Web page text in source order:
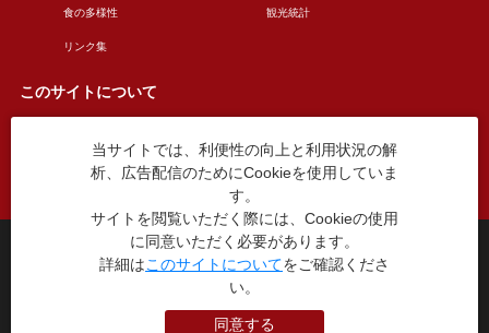
食の多様性 観光統計
リンク集
このサイトについて
このサイトについて 広告掲載について
お問い合わせ
台東区役所観光課
〒110-8615 東京都台東区東上野4丁目5番6号
TEL：03-5246-1151
当サイトでは、利便性の向上と利用状況の解
析、広告配信のためにCookieを使用していま
す。
サイトを閲覧いただく際には、Cookieの使用
に同意いただく必要があります。
詳細はこのサイトについてをご確認くださ
い。
同意する